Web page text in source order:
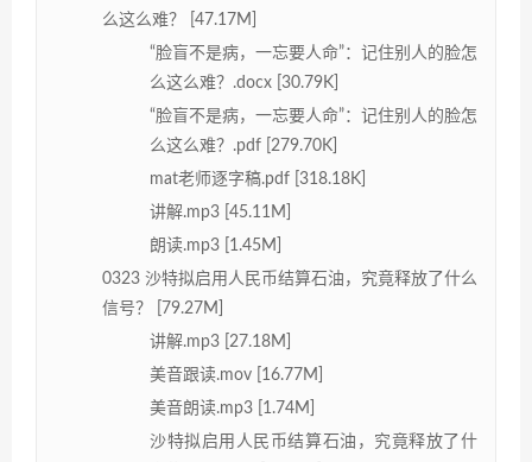
么这么难？ [47.17M]
“脸盲不是病，一忘要人命”：记住别人的脸怎
么这么难？.docx [30.79K]
“脸盲不是病，一忘要人命”：记住别人的脸怎
么这么难？.pdf [279.70K]
mat老师逐字稿.pdf [318.18K]
讲解.mp3 [45.11M]
朗读.mp3 [1.45M]
0323 沙特拟启用人民币结算石油，究竟释放了什么
信号？ [79.27M]
讲解.mp3 [27.18M]
美音跟读.mov [16.77M]
美音朗读.mp3 [1.74M]
沙特拟启用人民币结算石油，究竟释放了什